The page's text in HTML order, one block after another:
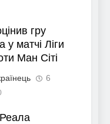
гру
у матчі Ліги
Ман Сіті
6